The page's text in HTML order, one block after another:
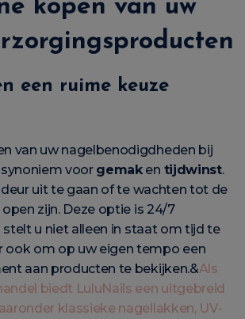
kopen van uw
een ruime keuze
van uw nagelbenodigdheden bij
voor gemaken tijdwinst.
uit te gaan of te wachten tot de
zijn. Deze optie is 24/7
stelt u niet alleen in staat om tijd te
ook om op uw eigen tempo een
aan producten te bekijken.&Als
biedt LuluNails een uitgebreid
klassieke nagellakken, UV-